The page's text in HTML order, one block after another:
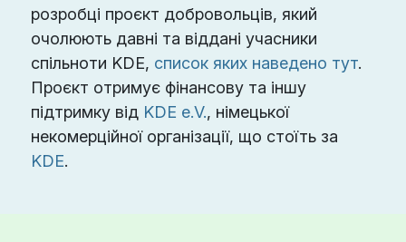
розробці проєкт добровольців, який
очолюють давні та віддані учасники
спільноти KDE, список яких наведено тут.
Проєкт отримує фінансову та іншу
підтримку від KDE e.V., німецької
некомерційної організації, що стоїть за
KDE.